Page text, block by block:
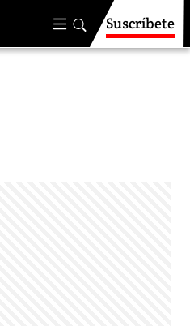
Suscríbete